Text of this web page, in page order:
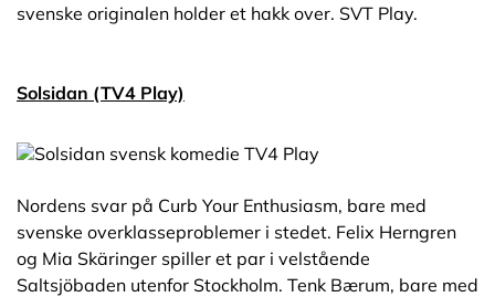
svenske originalen holder et hakk over. SVT Play.
Solsidan (TV4 Play)
Nordens svar på Curb Your Enthusiasm, bare med
svenske overklasseproblemer i stedet. Felix Herngren
og Mia Skäringer spiller et par i velstående
Saltsjöbaden utenfor Stockholm. Tenk Bærum, bare med